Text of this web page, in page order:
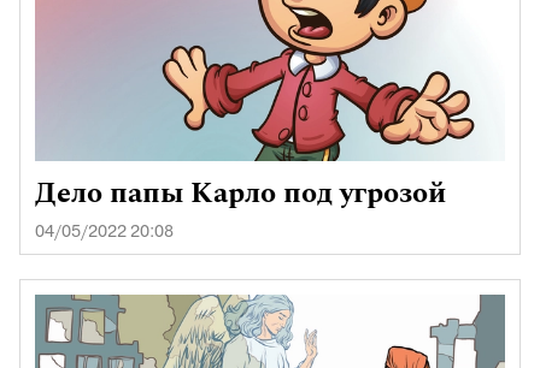
Дело папы Карло под угрозой
04/05/2022 20:08